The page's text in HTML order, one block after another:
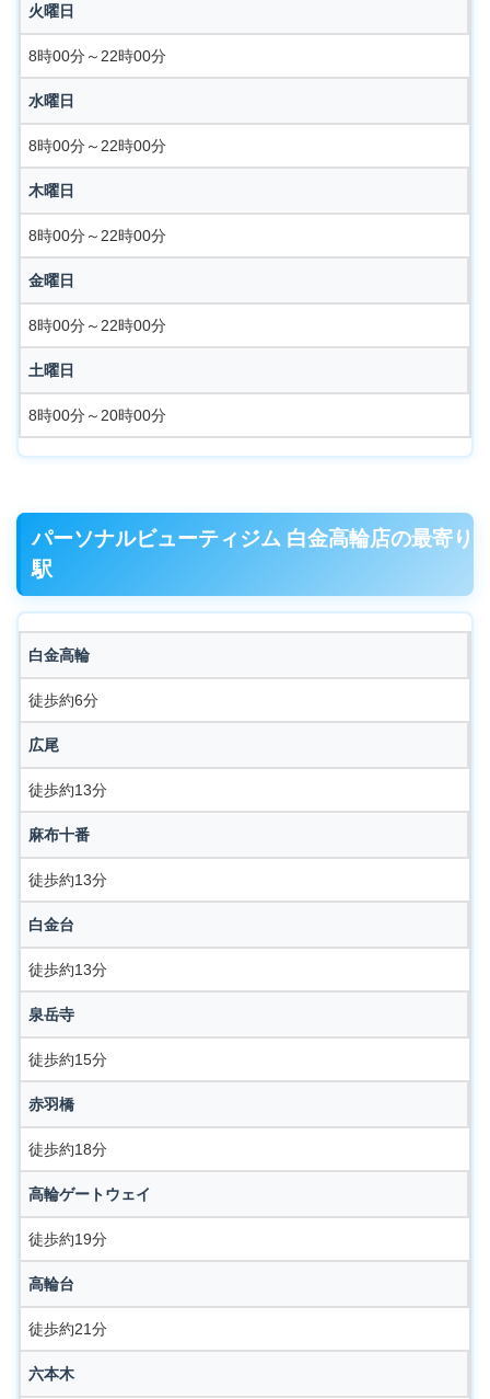
火曜日
8時00分～22時00分
水曜日
8時00分～22時00分
木曜日
8時00分～22時00分
金曜日
8時00分～22時00分
土曜日
8時00分～20時00分
パーソナルビューティジム 白金高輪店の最寄り
駅
白金高輪
徒歩約6分
広尾
徒歩約13分
麻布十番
徒歩約13分
白金台
徒歩約13分
泉岳寺
徒歩約15分
赤羽橋
徒歩約18分
高輪ゲートウェイ
徒歩約19分
高輪台
徒歩約21分
六本木